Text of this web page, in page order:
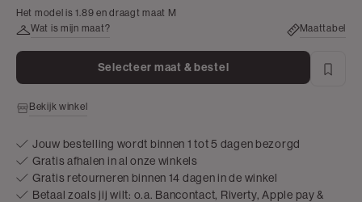
Het model is 1.89 en draagt maat M
Wat is mijn maat?
Maattabel
Selecteer maat & bestel
Bekijk winkel
Jouw bestelling wordt binnen 1 tot 5 dagen bezorgd
Gratis afhalen in al onze winkels
Gratis retourneren binnen 14 dagen in de winkel
Betaal zoals jij wilt: o.a. Bancontact, Riverty, Apple pay &